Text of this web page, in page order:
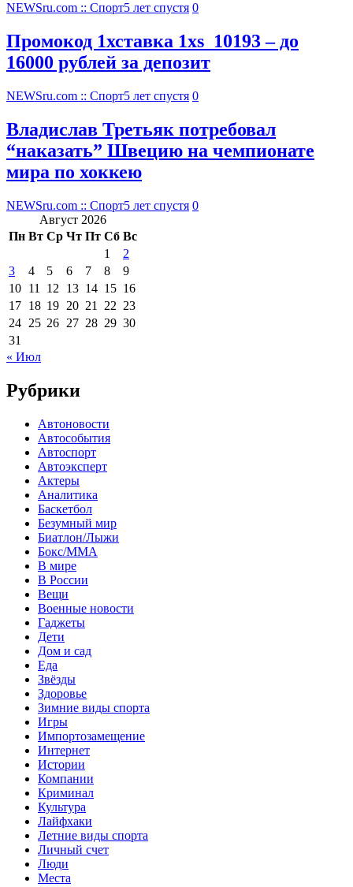
NEWSru.com :: Спорт5 лет спустя 0
Промокод 1хставка 1xs_10193 – до
16000 рублей за депозит
NEWSru.com :: Спорт5 лет спустя 0
Владислав Третьяк потребовал
“наказать” Швецию на чемпионате
мира по хоккею
NEWSru.com :: Спорт5 лет спустя 0
Август 2026
Пн Вт Ср Чт Пт Сб Вс
1
2
3
4 5 6 7 8
9
10 11 12 13 14 15 16
17 18 19 20 21 22 23
24 25 26 27 28 29 30
31
« Июл
Рубрики
Автоновости
Автособытия
Автоспорт
Автоэксперт
Актеры
Аналитика
Баскетбол
Безумный мир
Биатлон/Лыжи
Бокс/MMA
В мире
В России
Вещи
Военные новости
Гаджеты
Дети
Дом и сад
Еда
Звёзды
Здоровье
Зимние виды спорта
Игры
Импортозамещение
Интернет
Истории
Компании
Криминал
Культура
Лайфхаки
Летние виды спорта
Личный счет
Люди
Места